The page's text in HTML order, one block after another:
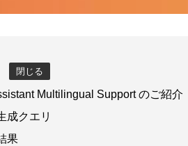
閉じる
Multilingual Support のご紹介
成クエリ
果